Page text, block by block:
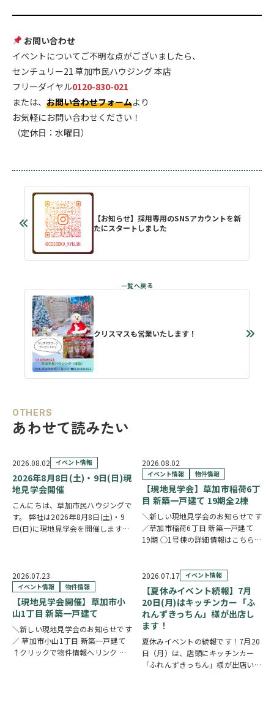
お問い合わせ
イベントについてご不明な点がございましたら、
センチュリー21 草加市民ハウジング 本店
フリーダイヤル0120-830-021
または、 お問い合わせフォームより
お気軽にお問い合わせください！
（定休日：水曜日）
【お知らせ】採用専用のSNSアカウントを新
たにスタートしました
クリスマスも営業いたします！
OTHERS
あわせて読みたい
2026.08.02 イベント情報
2026年8月8日(土)・9日(日)現
地見学会開催
こんにちは、草加市民ハウジングで
す。 弊社は2026年8月8日(土)・9
日(日)に現地見学会を開催します！
直接物件を見ながらご説明さ…
2026.08.02
イベント情報 物件情報
【現地見学会】草加市稲荷6丁
目 新築一戸建て 19期全2棟
＼新しい現地見学会のお知らせです
／草加市稲荷6丁目 新築一戸建て
19期 ○1号棟の詳細情報はこちら
中心となるLDKは、17帖以上のゆと
り空間。食洗機付きカウンターキッ
チ…
2026.07.23
イベント情報 物件情報
【現地見学会開催】草加市小
山1丁目 新築一戸建て
＼新しい現地見学会のお知らせです
／ 草加市小山1丁目 新築一戸建て
↑クリックで物件情報へリンク お
2026.07.17 イベント情報
【夏休みイベント続報】7月
20日(月)はキッチンカー「ふ
れんずきっちん」様が出店し
ます！
夏休みイベントの続報です！7月20
日（月）は、店頭にキッチンカー
「ふれんずきっちん」様が出店いた